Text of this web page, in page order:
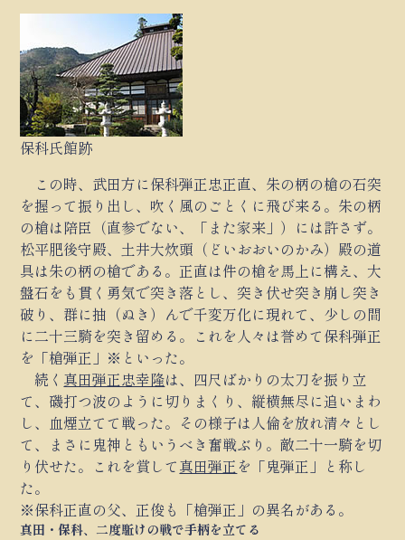
保科氏館跡
この時、武田方に保科弾正忠正直、朱の柄の槍の石突
を握って振り出し、吹く風のごとくに飛び来る。朱の柄
の槍は陪臣（直参でない、「また家来」）には許さず。
松平肥後守殿、土井大炊頭（どいおおいのかみ）殿の道
具は朱の柄の槍である。正直は件の槍を馬上に構え、大
盤石をも貫く勇気で突き落とし、突き伏せ突き崩し突き
破り、群に抽（ぬき）んで千変万化に現れて、少しの間
に二十三騎を突き留める。これを人々は誉めて保科弾正
を「槍弾正」※といった。
続く 真田弾正忠幸隆は、四尺ばかりの太刀を振り立
て、磯打つ波のように切りまくり、縦横無尽に追いまわ
し、血煙立てて戦った。その様子は人倫を放れ清々とし
て、まさに鬼神ともいうべき奮戦ぶり。敵二十一騎を切
り伏せた。これを賞して真田弾正を「鬼弾正」と称し
た。
※保科正直の父、正俊も「槍弾正」の異名がある。
真田・保科、二度駈けの戦で手柄を立てる